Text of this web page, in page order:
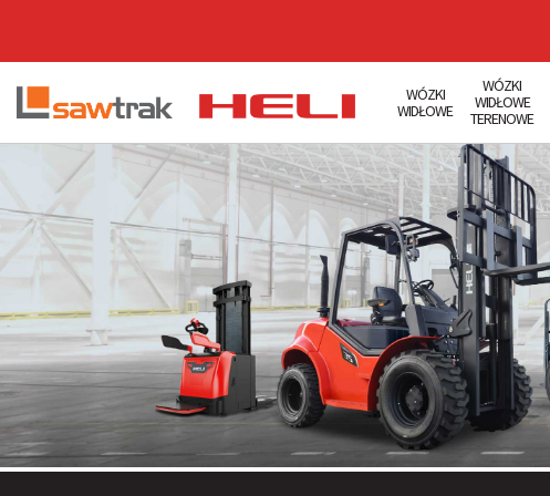
WÓZKI
WIDŁOWE
WÓZKI
WIDŁOWE
TERENOWE